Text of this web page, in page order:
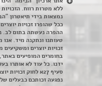
ללא מטרות רווח.
נמצאות בידי תיאטרון
ככל שהופרו זכויות
ההפרה נעשתה בתום לב.
טעותנו ונתקנה מיד. אנו
זכויות יוצרים
בחומרים המופיעים באתר,
ידנו. כל עוד לא אותרו
נפגעה זכותכם כבעלים